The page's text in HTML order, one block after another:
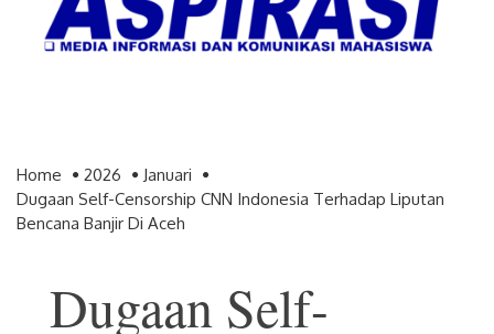
Home 2026
Januari
Dugaan Self-Censorship CNN Indonesia Terhadap Liputan
Bencana Banjir Di Aceh
Dugaan Self-